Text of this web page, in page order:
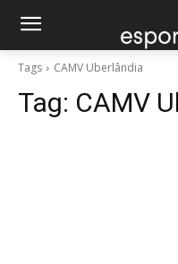
Tags CAMV Uberlândia
Tag: CAMV